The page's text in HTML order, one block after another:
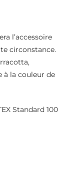
l’accessoire
circonstance.
à la couleur de
Standard 100